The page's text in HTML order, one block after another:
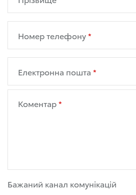
Номер телефону
Електронна пошта
Коментар
Бажаний канал комунікацій